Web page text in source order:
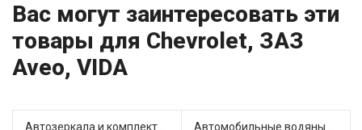
Вас могут заинтересовать эти
товары для Chevrolet, ЗАЗ
Aveo, VIDA
Автозеркала и комплектующие (2) Автомобильные водяные насосы (8)